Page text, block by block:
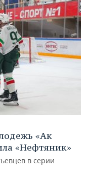
«Ак
«Нефтяник»
в серии